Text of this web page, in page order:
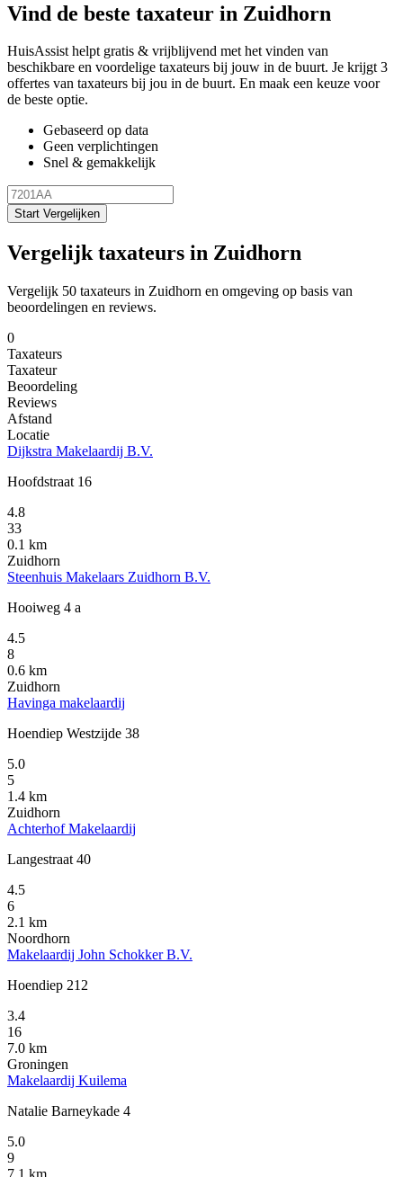
Vind de beste taxateur in Zuidhorn
HuisAssist helpt gratis & vrijblijvend met het vinden van
beschikbare en voordelige taxateurs bij jouw in de buurt. Je krijgt 3
offertes van taxateurs bij jou in de buurt. En maak een keuze voor
de beste optie.
Gebaseerd op data
Geen verplichtingen
Snel & gemakkelijk
Start Vergelijken
Vergelijk taxateurs in Zuidhorn
Vergelijk 50 taxateurs in Zuidhorn en omgeving op basis van
beoordelingen en reviews.
0
Taxateurs
Taxateur
Beoordeling
Reviews
Afstand
Locatie
Dijkstra Makelaardij B.V.
Hoofdstraat 16
4.8
33
0.1 km
Zuidhorn
Steenhuis Makelaars Zuidhorn B.V.
Hooiweg 4 a
4.5
8
0.6 km
Zuidhorn
Havinga makelaardij
Hoendiep Westzijde 38
5.0
5
1.4 km
Zuidhorn
Achterhof Makelaardij
Langestraat 40
4.5
6
2.1 km
Noordhorn
Makelaardij John Schokker B.V.
Hoendiep 212
3.4
16
7.0 km
Groningen
Makelaardij Kuilema
Natalie Barneykade 4
5.0
9